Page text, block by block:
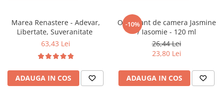
Teatru
Teens Book Club
Birotica & Papetarie
Adezivi si benzi adezive
Marea Renastere - Adevar,
Libertate, Suveranitate
63,43 Lei
ADAUGA IN COS
-10%
Odorizant de camera Jasmine
/ Iasomie - 120 ml
26,44 Lei
23,80 Lei
ADAUGA IN COS